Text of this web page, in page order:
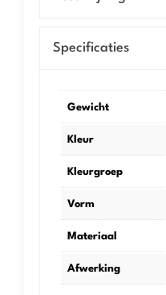
Specificaties
Gewicht
Kleur
Kleurgroep
Vorm
Materiaal
Afwerking